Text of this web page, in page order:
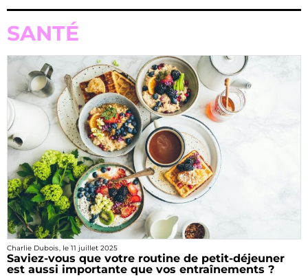
SANTÉ
Charlie Dubois , le 11 juillet 2025
Saviez-vous que votre routine de petit-déjeuner
est aussi importante que vos entraînements ?